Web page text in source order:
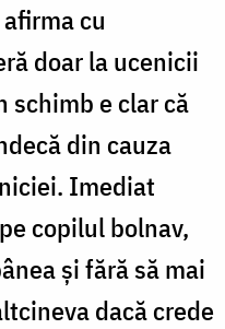
cu
doar la ucenicii
schimb e clar că
din cauza
Imediat
copilul bolnav,
și fără să mai
dacă crede